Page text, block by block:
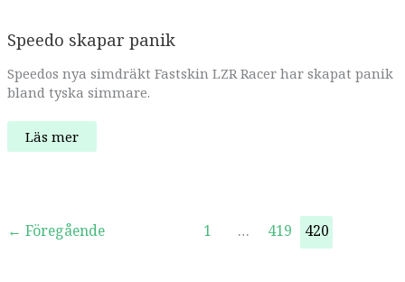
Europa
på
Speedo skapar panik
Speedos nya simdräkt Fastskin LZR Racer har skapat panik
bland tyska simmare.
Speedo
skapar
Läs mer
← Föregående 1 … 419 420